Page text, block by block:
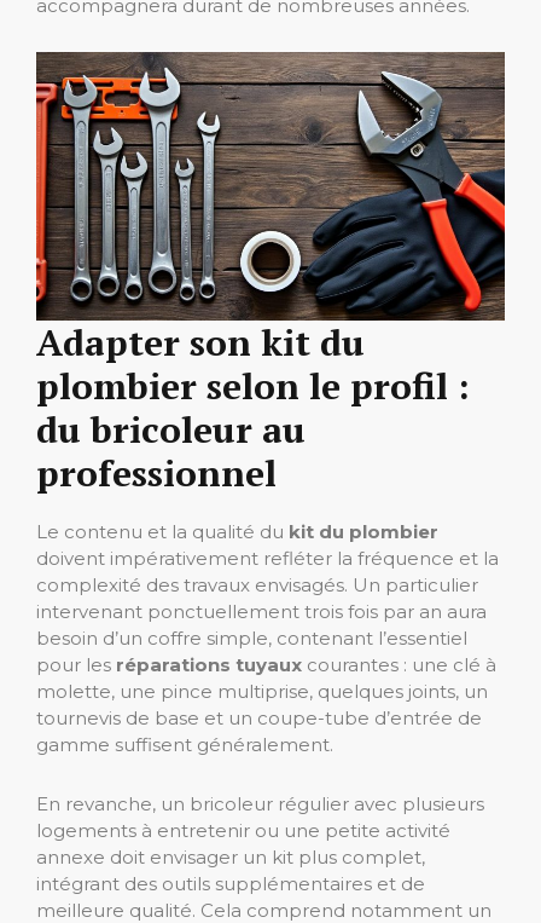
accompagnera durant de nombreuses années.
Adapter son kit du
plombier selon le profil :
du bricoleur au
professionnel
Le contenu et la qualité du kit du plombier
doivent impérativement refléter la fréquence et la
complexité des travaux envisagés. Un particulier
intervenant ponctuellement trois fois par an aura
besoin d’un coffre simple, contenant l’essentiel
pour les réparations tuyaux courantes : une clé à
molette, une pince multiprise, quelques joints, un
tournevis de base et un coupe-tube d’entrée de
gamme suffisent généralement.
En revanche, un bricoleur régulier avec plusieurs
logements à entretenir ou une petite activité
annexe doit envisager un kit plus complet,
intégrant des outils supplémentaires et de
meilleure qualité. Cela comprend notamment un